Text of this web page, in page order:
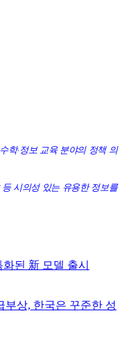
수학· 정보교육 분야의 정책 의
시의성 있는 유용한 정보를
된 新 모델 출시
부상, 한국은 꾸준한 성